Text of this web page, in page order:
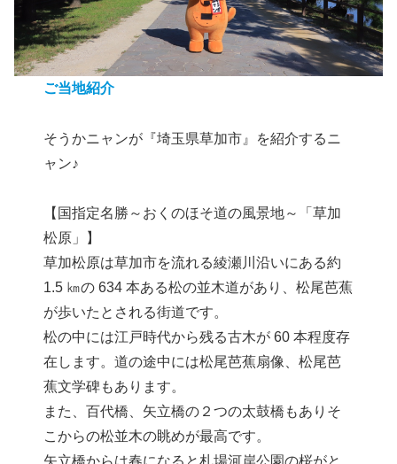
ご当地紹介
そうかニャンが『埼玉県草加市』を紹介するニ
ャン♪
【国指定名勝～おくのほそ道の風景地～「草加
松原」】
草加松原は草加市を流れる綾瀬川沿いにある約
1.5 ㎞の 634 本ある松の並木道があり、松尾芭蕉
が歩いたとされる街道です。
松の中には江戸時代から残る古木が 60 本程度存
在します。道の途中には松尾芭蕉扇像、松尾芭
蕉文学碑もあります。
また、百代橋、矢立橋の２つの太鼓橋もありそ
こからの松並木の眺めが最高です。